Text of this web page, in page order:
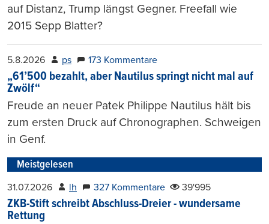
auf Distanz, Trump längst Gegner. Freefall wie
2015 Sepp Blatter?
5.8.2026 ps 173 Kommentare
„61’500 bezahlt, aber Nautilus springt nicht mal auf
Zwölf“
Freude an neuer Patek Philippe Nautilus hält bis
zum ersten Druck auf Chronographen. Schweigen
in Genf.
Meistgelesen
31.07.2026 lh 327 Kommentare 39'995
ZKB-Stift schreibt Abschluss-Dreier - wundersame
Rettung